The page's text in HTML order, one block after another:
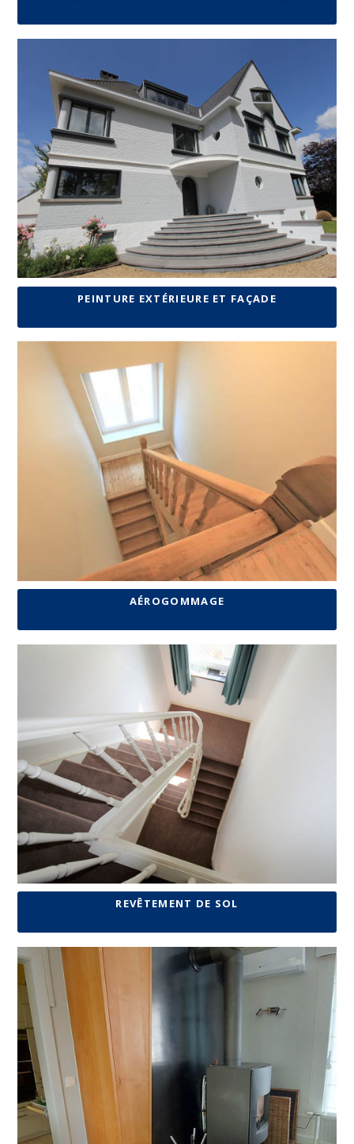
PEINTURE EXTÉRIEURE ET FAÇADE
AÉROGOMMAGE
REVÊTEMENT DE SOL